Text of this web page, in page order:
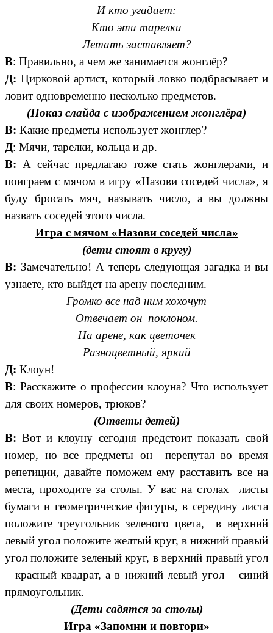
И кто угадает:
Кто эти тарелки
Летать заставляет?
В: Правильно, а чем же занимается жонглёр?
Д: Цирковой артист, который ловко подбрасывает и
ловит одновременно несколько предметов.
(Показ слайда с изображением жонглёра)
В: Какие предметы использует жонглер?
Д: Мячи, тарелки, кольца и др.
В: А сейчас предлагаю тоже стать жонглерами, и
поиграем с мячом в игру «Назови соседей числа», я
буду бросать мяч, называть число, а вы должны
назвать соседей этого числа.
Игра с мячом «Назови соседей числа»
(дети стоят в кругу)
В: Замечательно! А теперь следующая загадка и вы
узнаете, кто выйдет на арену последним.
Громко все над ним хохочут
Отвечает он поклоном.
На арене, как цветочек
Разноцветный, яркий
Д: Клоун!
В: Расскажите о профессии клоуна? Что использует
для своих номеров, трюков?
(Ответы детей)
В: Вот и клоуну сегодня предстоит показать свой
номер, но все предметы он перепутал во время
репетиции, давайте поможем ему расставить все на
места, проходите за столы. У вас на столах листы
бумаги и геометрические фигуры, в середину листа
положите треугольник зеленого цвета, в верхний
левый угол положите желтый круг, в нижний правый
угол положите зеленый круг, в верхний правый угол
– красный квадрат, а в нижний левый угол – синий
прямоугольник.
(Дети садятся за столы)
Игра «Запомни и повтори»